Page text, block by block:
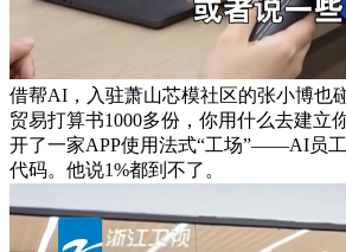
借帮AI，入驻萧山芯模社区的张小博也
贸易打算书1000多份，你用什么去建立
开了一家APP使用法式“工场”——AI员
代码。他说1%都到不了。